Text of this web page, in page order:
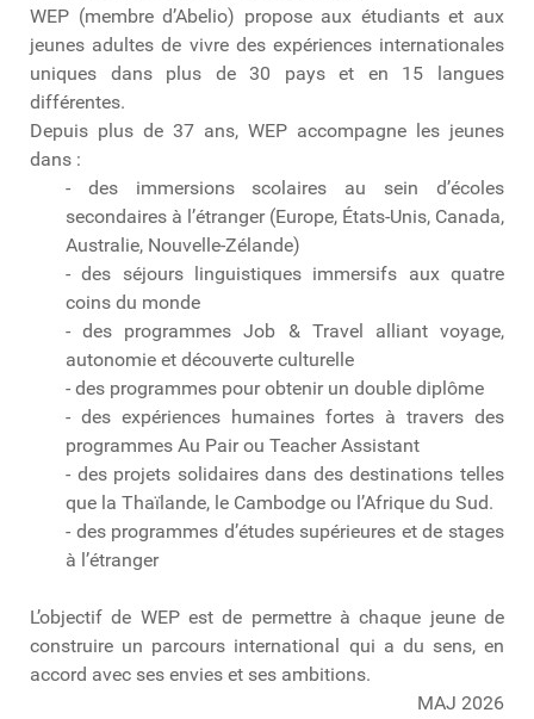
WEP (membre d’Abelio) propose aux étudiants et aux
jeunes adultes de vivre des expériences internationales
uniques dans plus de 30 pays et en 15 langues
différentes.
Depuis plus de 37 ans, WEP accompagne les jeunes
dans :
- des immersions scolaires au sein d’écoles
secondaires à l’étranger (Europe, États-Unis, Canada,
Australie, Nouvelle-Zélande)
- des séjours linguistiques immersifs aux quatre
coins du monde
- des programmes Job & Travel alliant voyage,
autonomie et découverte culturelle
- des programmes pour obtenir un double diplôme
- des expériences humaines fortes à travers des
programmes Au Pair ou Teacher Assistant
- des projets solidaires dans des destinations telles
que la Thaïlande, le Cambodge ou l’Afrique du Sud.
- des programmes d’études supérieures et de stages
à l’étranger
L’objectif de WEP est de permettre à chaque jeune de
construire un parcours international qui a du sens, en
accord avec ses envies et ses ambitions.
MAJ 2026